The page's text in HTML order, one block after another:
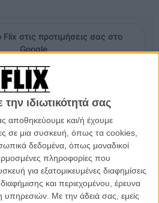
ιδιωτικότητά σας
αποθηκεύουμε και/ή έχουμε
σε μια συσκευή, όπως τα cookies,
δεδομένα, όπως μοναδικοί
πληροφορίες που
για εξατομικευμένες διαφημίσεις
και περιεχομένου, έρευνα
υπηρεσιών. Με την άδειά σας, εμείς
στις προτιμήσεις σας στο
Google
σύμπαν του «I Saw The TV
με μια ταινία που μοιάζει να
κλασικών slasher και να τη
πιο ψυχολογικό και βαθιά
And Death At Camp Miasma» δεν
τιμής στο horror των προηγούμενων
που θέλει να εξερευνήσει όσα
τρόμου όταν μεγαλώνουμε μαζί